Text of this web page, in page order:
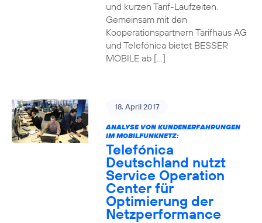
und kurzen Tarif-Laufzeiten.
Gemeinsam mit den
Kooperationspartnern Tarifhaus AG
und Telefónica bietet BESSER
MOBILE ab […]
18. April 2017
ANALYSE VON KUNDENERFAHRUNGEN
IM MOBILFUNKNETZ:
Telefónica
Deutschland nutzt
Service Operation
Center für
Optimierung der
Netzperformance